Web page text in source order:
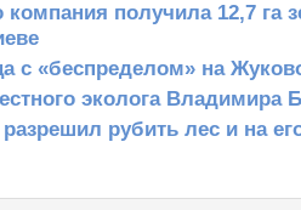
компания получила 12,7 га
с «беспределом» на
эколога Владимира
рубить лес и на